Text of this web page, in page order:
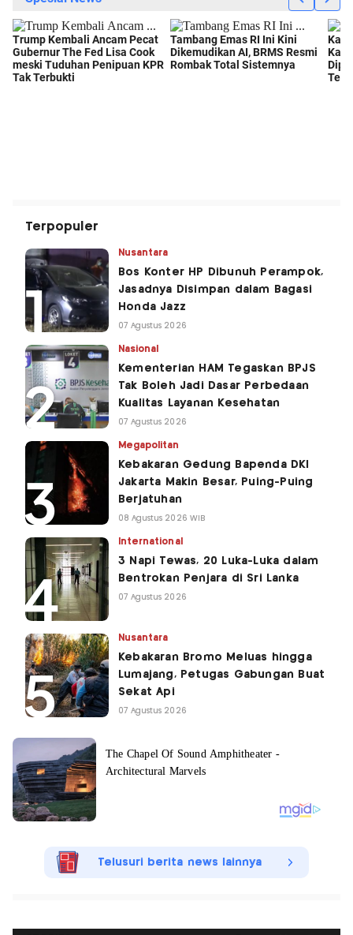
Terpopuler
Nusantara
Bos Konter HP Dibunuh Perampok,
Jasadnya Disimpan dalam Bagasi
Honda Jazz
07 Agustus 2026
Nasional
Kementerian HAM Tegaskan BPJS
Tak Boleh Jadi Dasar Perbedaan
Kualitas Layanan Kesehatan
07 Agustus 2026
Megapolitan
Kebakaran Gedung Bapenda DKI
Jakarta Makin Besar, Puing-Puing
Berjatuhan
08 Agustus 2026 WIB
International
3 Napi Tewas, 20 Luka-Luka dalam
Bentrokan Penjara di Sri Lanka
07 Agustus 2026
Nusantara
Kebakaran Bromo Meluas hingga
Lumajang, Petugas Gabungan Buat
Sekat Api
07 Agustus 2026
Telusuri berita news lainnya